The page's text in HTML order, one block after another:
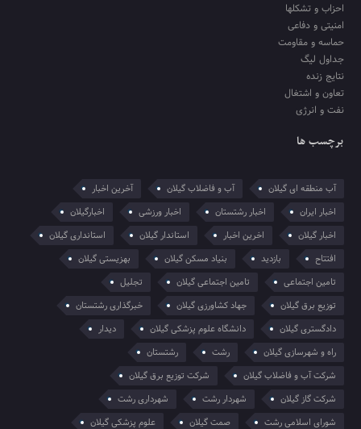
احزاب و تشکلها
امنیتی و دفاعی
حماسه و مقاومت
جداول لیگ
نتایج زنده
تعاون و اشتغال
نفت و انرژی
برچسب ها
آب منطقه ای گیلان آب و فاضلاب گیلان
آخرین اخبار
اخبار ایران
اخبار رشتستان اخبار ورزشی
اخبارگیلان
اخبار گیلان
اخرین اخبار استاندار گیلان
استانداری گیلان
افتتاح
بازدید بنیاد مسکن گیلان
بهزیستی گیلان
تامین اجتماعی
تامین اجتماعی گیلان
تجلیل
توزیع برق گیلان
جهاد کشاورزی گیلان
خبرگذاری رشتستان
دادگستری گیلان
دانشگاه علوم پزشکی گیلان
دیدار
راه و شهرسازی گیلان
رشت
رشتستان
شرکت آب و فاضلاب گیلان
شرکت توزیع برق گیلان
شرکت گاز گیلان
شهردار رشت
شهرداری رشت
شورای اسلامی رشت
صمت گیلان علوم پزشکی گیلان